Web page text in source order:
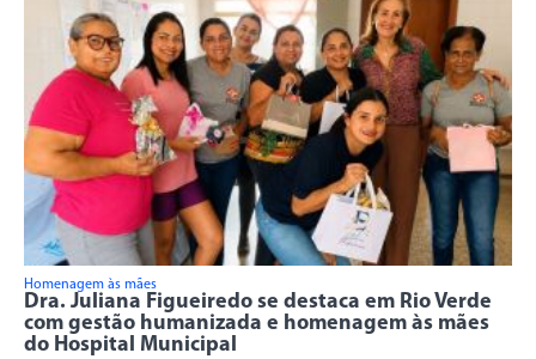
Homenagem às mães
Dra. Juliana Figueiredo se destaca em Rio Verde
com gestão humanizada e homenagem às mães
do Hospital Municipal